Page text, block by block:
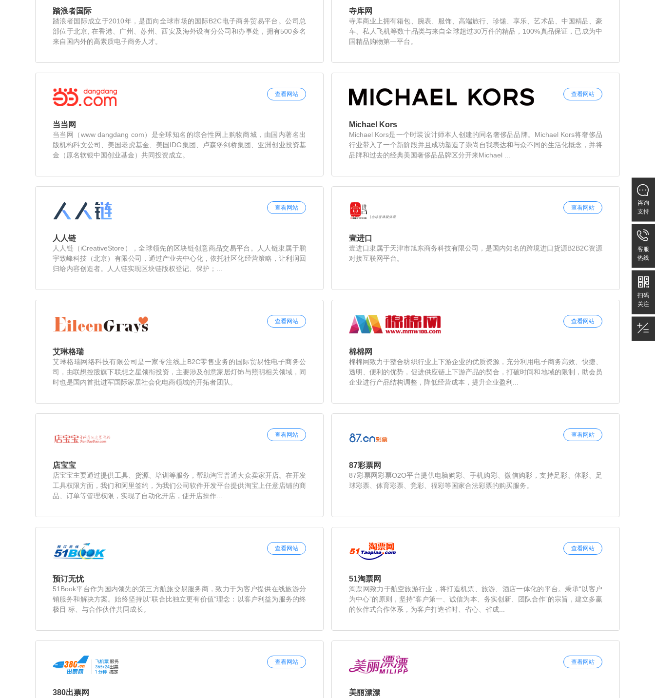
踏浪者国际
踏浪者国际成立于2010年，是面向全球市场的国际B2C电子商务贸易平台。公司总
部位于北京, 在香港、广州、苏州、西安及海外设有分公司和办事处，拥有500多名
来自国内外的高素质电子商务人才。
​寺库网
寺库商业上拥有箱包、腕表、服饰、高端旅行、珍馐、享乐、艺术品、中国精品、豪
车、私人飞机等数十品类与来自全球超过30万件的精品，100%真品保证，已成为中
国精品购物第一平台。
查看网站
当当网
当当网（www dangdang com）是全球知名的综合性网上购物商城，由国内著名出
版机构科文公司、美国老虎基金、美国IDG集团、卢森堡剑桥集团、亚洲创业投资基
金（原名软银中国创业基金）共同投资成立。
查看网站
Michael Kors
Michael Kors是一个时装设计师本人创建的同名奢侈品品牌。Michael Kors将奢侈品
行业带入了一个新阶段并且成功塑造了崇尚自我表达和与众不同的生活化概念，并将
品牌和过去的经典美国奢侈品品牌区分开来Michael ...
查看网站
人人链
人人链（iCreativeStore），全球领先的区块链创意商品交易平台。人人链隶属于鹏
宇致峰科技（北京）有限公司，通过产业去中心化，依托社区化经营策略，让利润回
归给内容创造者。人人链实现区块链版权登记、保护；...
查看网站
壹进口
壹进口隶属于天津市旭东商务科技有限公司，是国内知名的跨境进口货源B2B2C资源
对接互联网平台。
查看网站
艾琳格瑞
艾琳格瑞网络科技有限公司是一家专注线上B2C零售业务的国际贸易性电子商务公
司，由联想控股旗下联想之星领衔投资，主要涉及创意家居灯饰与照明相关领域，同
时也是国内首批进军国际家居社会化电商领域的开拓者团队。
查看网站
棉棉网
棉棉网致力于整合纺织行业上下游企业的优质资源，充分利用电子商务高效、快捷、
透明、便利的优势，促进供应链上下游产品的契合，打破时间和地域的限制，助会员
企业进行产品结构调整，降低经营成本，提升企业盈利...
查看网站
店宝宝
店宝宝主要通过提供工具、货源、培训等服务，帮助淘宝普通大众卖家开店。在开发
工具权限方面，我们和阿里签约，为我们公司软件开发平台提供淘宝上任意店铺的商
品、订单等管理权限，实现了自动化开店，使开店操作...
查看网站
87彩票网
87彩票网彩票O2O平台提供电脑购彩、手机购彩、微信购彩，支持足彩、体彩、足
球彩票、体育彩票、竞彩、福彩等国家合法彩票的购买服务。
查看网站
预订无忧
51Book平台作为国内领先的第三方航旅交易服务商，致力于为客户提供在线旅游分
销服务和解决方案。始终坚持以“联合比独立更有价值”理念：以客户利益为服务的终
极目 标、与合作伙伴共同成长。
查看网站
51淘票网
淘票网致力于航空旅游行业，将打造机票、旅游、酒店一体化的平台。秉承“以客户
为中心”的原则，坚持“客户第一、诚信为本、务实创新、团队合作”的宗旨，建立多赢
的伙伴式合作体系，为客户打造省时、省心、省成...
查看网站
380出票网
查看网站
美丽漂漂

咨询
支持

客服
热线

扫码
关注
